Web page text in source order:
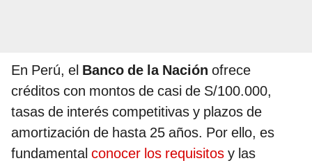
En Perú, el Banco de la Nación ofrece
créditos con montos de casi de S/100.000,
tasas de interés competitivas y plazos de
amortización de hasta 25 años. Por ello, es
fundamental conocer los requisitos y las